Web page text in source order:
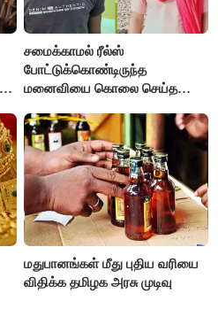
சமைக்காமல் ரீல்ஸ்
போட்டுக்கொண்டிருந்த
மனைவியை கொலை செய்த
மதுபானங்கள் மீது புதிய வரியை
விதிக்க தமிழக அரசு முடிவு